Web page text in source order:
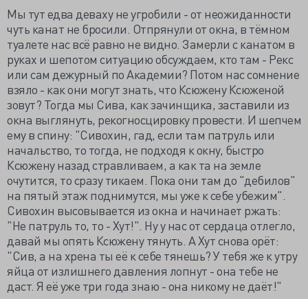
Мы тут едва деваху не угробили - от неожиданности
чуть канат не бросили. Отпрянули от окна, в тёмном
туалете нас всё равно не видно. Замерли с канатом в
руках и шепотом ситуацию обсуждаем, кто там - Рекс
или сам дежурный по Академии? Потом нас сомнение
взяло - как они могут знать, что Ксюжену Ксюженой
зовут? Тогда мы Сива, как зачинщика, заставили из
окна выглянуть, рекогносцировку провести. И шепчем
ему в спину: "Сивохин, гад, если там патруль или
начальство, то тогда, не подходя к окну, быстро
Ксюжену назад стравливаем, а как та на земле
очутится, то сразу тикаем. Пока они там до "дебилов"
на пятый этаж поднимутся, мы уже к себе убежим".
Сивохин высовывается из окна и начинает ржать:
"Не патруль то, то - Хут!". Ну у нас от сердаца отлегло,
давай мы опять Ксюжену тянуть. А Хут снова орёт:
"Сив, а на хрена ты её к себе тянешь? У тебя же к утру
яйца от излишнего давления лопнут - она тебе не
даст. Я её уже три года знаю - она никому не даёт!"